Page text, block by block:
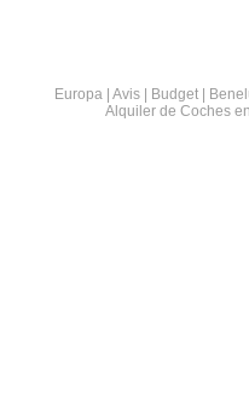
Europa | Avis | Budget |
Alquiler de Coches